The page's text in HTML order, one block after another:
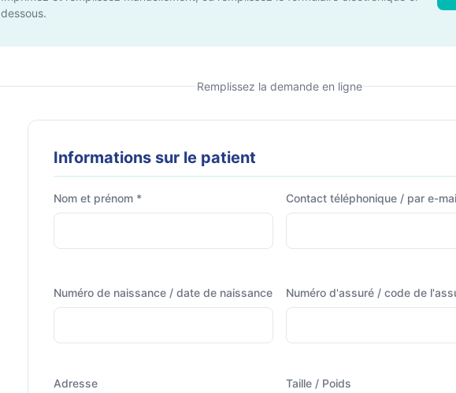
dessous.
Remplissez la demande en ligne
Informations sur le patient
Nom et prénom * Contact téléphonique / par e-
Numéro de naissance / date de naissance Numéro d'assuré / code de
Adresse Taille / Poids